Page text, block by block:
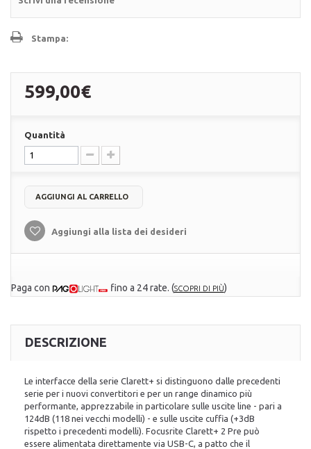
Stampa:
599,00€
Quantità
AGGIUNGI AL CARRELLO
Aggiungi alla lista dei desideri
Paga con fino a 24 rate. (SCOPRI DI PIÙ)
DESCRIZIONE
Le interfacce della serie Clarett+ si distinguono dalle precedenti
serie per i nuovi convertitori e per un range dinamico più
performante, apprezzabile in particolare sulle uscite line - pari a
124dB (118 nei vecchi modelli) - e sulle uscite cuffia (+3dB
rispetto i precedenti modelli). Focusrite Clarett+ 2 Pre può
essere alimentata direttamente via USB-C, a patto che il